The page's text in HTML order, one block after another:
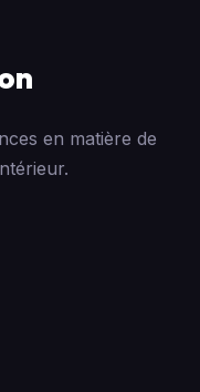
en matière de